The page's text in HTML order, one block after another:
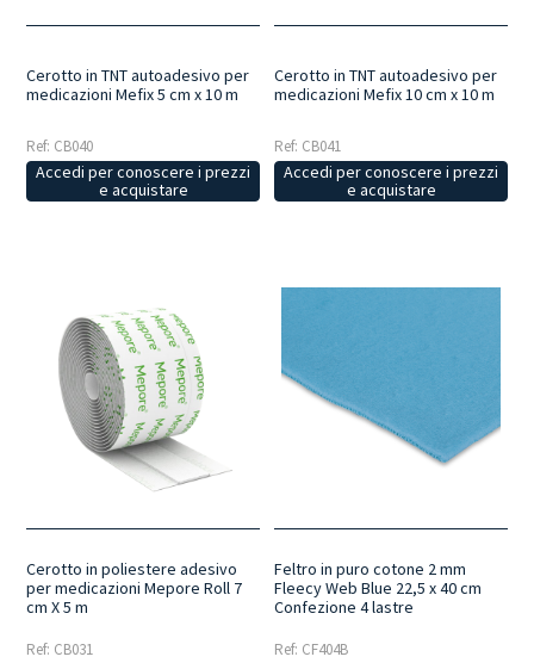
Cerotto in TNT autoadesivo per
medicazioni Mefix 5 cm x 10 m
Ref: CB040
Accedi per conoscere i prezzi
e acquistare
Cerotto in TNT autoadesivo per
medicazioni Mefix 10 cm x 10 m
Ref: CB041
Accedi per conoscere i prezzi
e acquistare
Cerotto in poliestere adesivo
per medicazioni Mepore Roll 7
cm X 5 m
Ref: CB031
Feltro in puro cotone 2 mm
Fleecy Web Blue 22,5 x 40 cm
Confezione 4 lastre
Ref: CF404B